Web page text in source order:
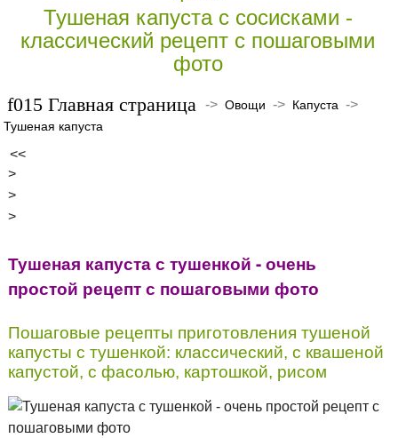
Тушеная капуста с сосисками -
классический рецепт с пошаговыми
фото
Главная страница ->Овощи -> Капуста ->
Тушеная капуста
<<
>
>
>
Тушеная капуста с тушенкой - очень
простой рецепт с пошаговыми фото
Пошаговые рецепты приготовления тушеной
капусты с тушенкой: классический, с квашеной
капустой, с фасолью, картошкой, рисом